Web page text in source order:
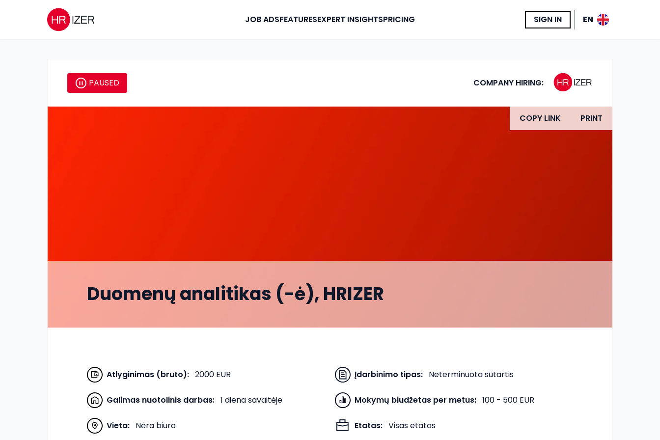
JOB ADSFEATURESEXPERT INSIGHTSPRICING SIGN IN EN
PAUSED COMPANY HIRING:
COPY LINK PRINT
Duomenų analitikas (-ė), HRIZER
Atlyginimas (bruto): 2000 EUR Įdarbinimo tipas: Neterminuota sutartis
Galimas nuotolinis darbas: 1 diena savaitėje Mokymų biudžetas per metus: 100 - 500 EUR
Vieta: Nėra biuro Etatas: Visas etatas